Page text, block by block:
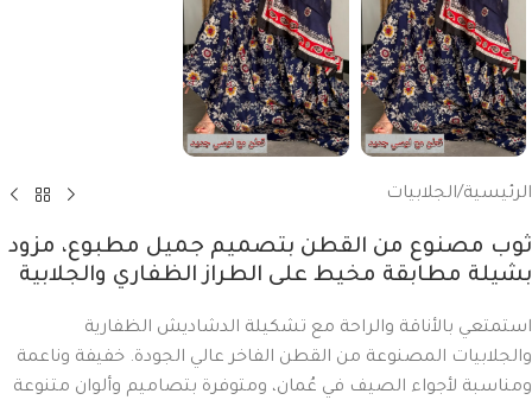
الرئيسية/الجلابيات
ثوب مصنوع من القطن بتصميم جميل مطبوع، مزود
بشيلة مطابقة مخيط على الطراز الظفاري والجلابية
استمتعي بالأناقة والراحة مع تشكيلة الدشاديش الظفارية
والجلابيات المصنوعة من القطن الفاخر عالي الجودة. خفيفة وناعمة
ومناسبة لأجواء الصيف في عُمان، ومتوفرة بتصاميم وألوان متنوعة